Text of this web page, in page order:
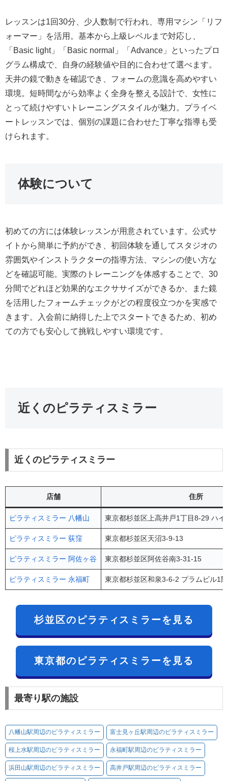
レッスンは1回30分、少人数制で行われ、専用マシン「リフ
ォーマー」を活用。基本から上級レベルまで対応し、
「Basic light」「Basic normal」「Advance」といったプロ
グラム構成で、自身の経験値や目的に合わせて選べます。
天井の鏡で動きを確認でき、フォームの意識を高めやすい
環境。短時間ながら効率よく全身を整える設計で、女性に
とって続けやすいトレーニングスタイルが魅力。プライベ
ートレッスンでは、個別の課題に合わせた丁寧な指導も受
けられます。
体験について
初めての方には体験レッスンが用意されています。公式サ
イトから簡単に予約ができ、初回体験を通してスタジオの
雰囲気やインストラクターの指導方法、マシンの使い方な
どを確認可能。実際のトレーニングを体感することで、30
分間でどれほど効果的なエクササイズができるか、また鏡
を活用したフォームチェックがどの程度役立つかを実感で
きます。入会前に納得した上でスタートできるため、初め
ての方でも安心して挑戦しやすい環境です。
近くのピラティスミラー
近くのピラティスミラー
店舗 住所
ピラティスミラー 八幡山 東京都杉並区上高井戸1丁目8-29 ハ
ピラティスミラー 荻窪 東京都杉並区天沼3-9-13
ピラティスミラー 阿佐ヶ谷 東京都杉並区阿佐谷南3-31-15
ピラティスミラー 永福町 東京都杉並区和泉3-6-2 プラムビル1階
杉並区のピラティスミラーを見る
東京都のピラティスミラーを見る
最寄り駅の施設
八幡山駅周辺のピラティスミラー 富士見ヶ丘駅周辺のピラティスミラー
桜上水駅周辺のピラティスミラー 永福町駅周辺のピラティスミラー
浜田山駅周辺のピラティスミラー 高井戸駅周辺のピラティスミラー